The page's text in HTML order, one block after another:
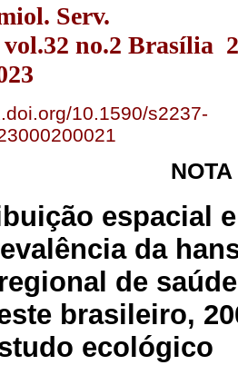
Serv.
vol.32 no.2 Brasília
10.1590/s2237-
espacial
da
de
brasileiro,
ecológico